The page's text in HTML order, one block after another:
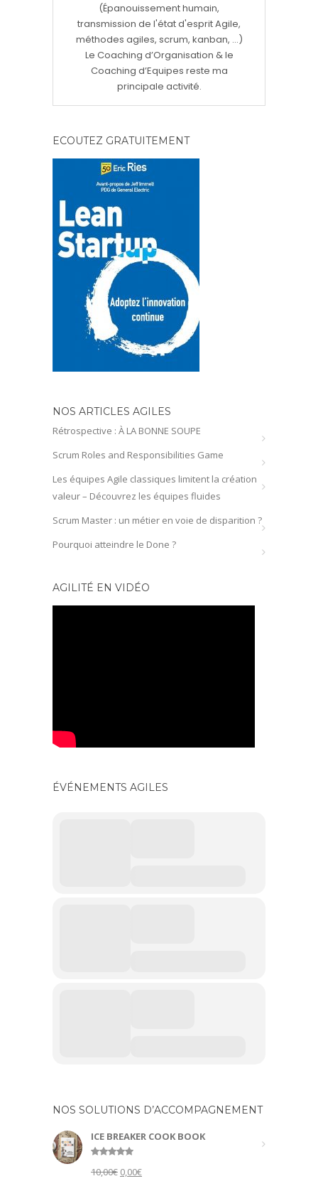
(Épanouissement humain,
transmission de l'état d'esprit Agile,
méthodes agiles, scrum, kanban, ...)
Le Coaching d’Organisation & le
Coaching d’Equipes reste ma
principale activité.
ECOUTEZ GRATUITEMENT
NOS ARTICLES AGILES
Rétrospective : À LA BONNE SOUPE
Scrum Roles and Responsibilities Game
Les équipes Agile classiques limitent la création
valeur – Découvrez les équipes fluides
Scrum Master : un métier en voie de disparition ?
Pourquoi atteindre le Done ?
AGILITÉ EN VIDÉO
ÉVÉNEMENTS AGILES
NOS SOLUTIONS D’ACCOMPAGNEMENT
ICE BREAKER COOK BOOK
out of 5
10,00€ Original
0,00€Current